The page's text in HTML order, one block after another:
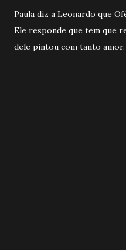
Paula diz a Leonardo que
Ele responde que tem que
dele pintou com tanto amor.